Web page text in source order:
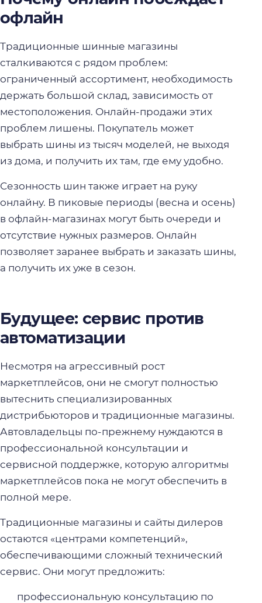
офлайн
Традиционные шинные магазины
сталкиваются с рядом проблем:
ограниченный ассортимент, необходимость
держать большой склад, зависимость от
местоположения. Онлайн-продажи этих
проблем лишены. Покупатель может
выбрать шины из тысяч моделей, не выходя
из дома, и получить их там, где ему удобно.
Сезонность шин также играет на руку
онлайну. В пиковые периоды (весна и осень)
в офлайн-магазинах могут быть очереди и
отсутствие нужных размеров. Онлайн
позволяет заранее выбрать и заказать шины,
а получить их уже в сезон.
Будущее: сервис против
автоматизации
Несмотря на агрессивный рост
маркетплейсов, они не смогут полностью
вытеснить специализированных
дистрибьюторов и традиционные магазины.
Автовладельцы по-прежнему нуждаются в
профессиональной консультации и
сервисной поддержке, которую алгоритмы
маркетплейсов пока не могут обеспечить в
полной мере.
Традиционные магазины и сайты дилеров
остаются «центрами компетенций»,
обеспечивающими сложный технический
сервис. Они могут предложить:
профессиональную консультацию по